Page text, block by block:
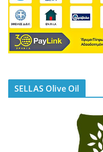
SELLAS Olive Oil